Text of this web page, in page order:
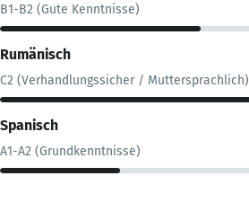
B1-B2 (Gute Kenntnisse)
Rumänisch
C2 (Verhandlungssicher / Muttersprachlich)
Spanisch
A1-A2 (Grundkenntnisse)